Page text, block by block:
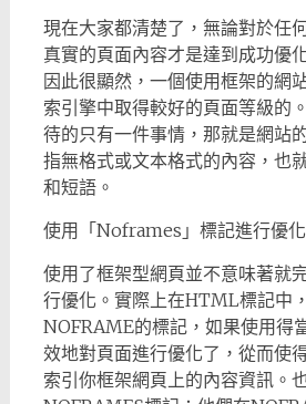
現在大家都清楚了，無論對於任
真實的頁面內容才是達到成功優
因此很顯然，一個使用框架的網
索引擎中取得較好的頁面等級的
待的只有一件事情，那就是網站
指無格式或文本格式的內容，也
和短語。
使用「Noframes」標記進行優化
使用了框架型網頁並不意味著就
行優化。實際上在HTML標記中
NOFRAME的標記，如果使用得
效地對頁面進行優化了，從而使
索引你框架網頁上的內容資訊。